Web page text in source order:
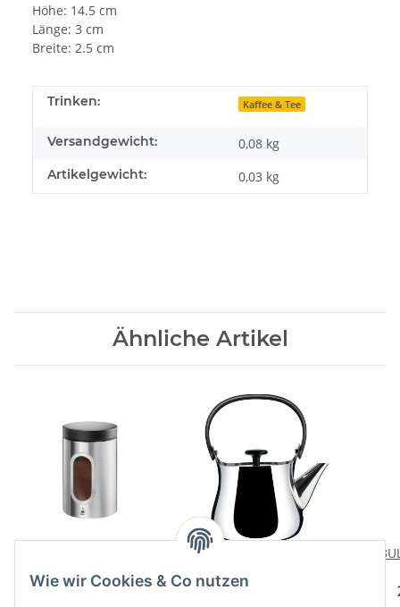
Höhe: 14.5 cm
Länge: 3 cm
Breite: 2.5 cm
Trinken: Kaffee & Tee
Versandgewicht: 0,08 kg
Artikelgewicht: 0,03 kg
Ähnliche Artikel
25,60 CHF*
200,00 CHF
Wie wir Cookies & Co nutzen